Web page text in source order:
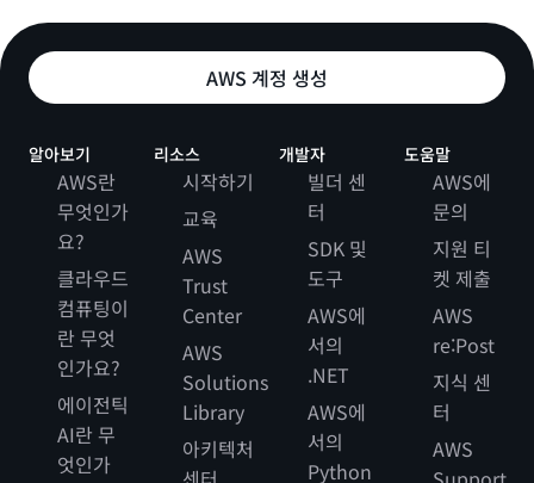
AWS 계정 생성
알아보기
AWS란
무엇인가
요?
클라우드
컴퓨팅이
란 무엇
인가요?
에이전틱
AI란 무
엇인가
리소스
시작하기
교육
AWS
Trust
Center
AWS
Solutions
Library
아키텍처
개발자
빌더 센
터
SDK 및
도구
AWS에
서의
.NET
AWS에
서의
Python
도움말
AWS에
문의
지원 티
켓 제출
AWS
re:Post
지식 센
터
AWS